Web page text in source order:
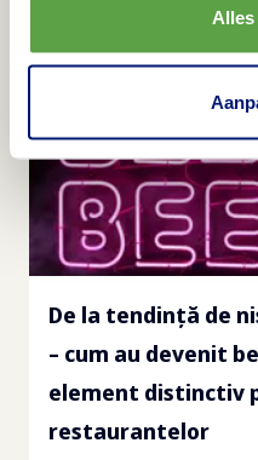
Alles
De la tendință de
– cum au devenit
element distinctiv
restaurantelor